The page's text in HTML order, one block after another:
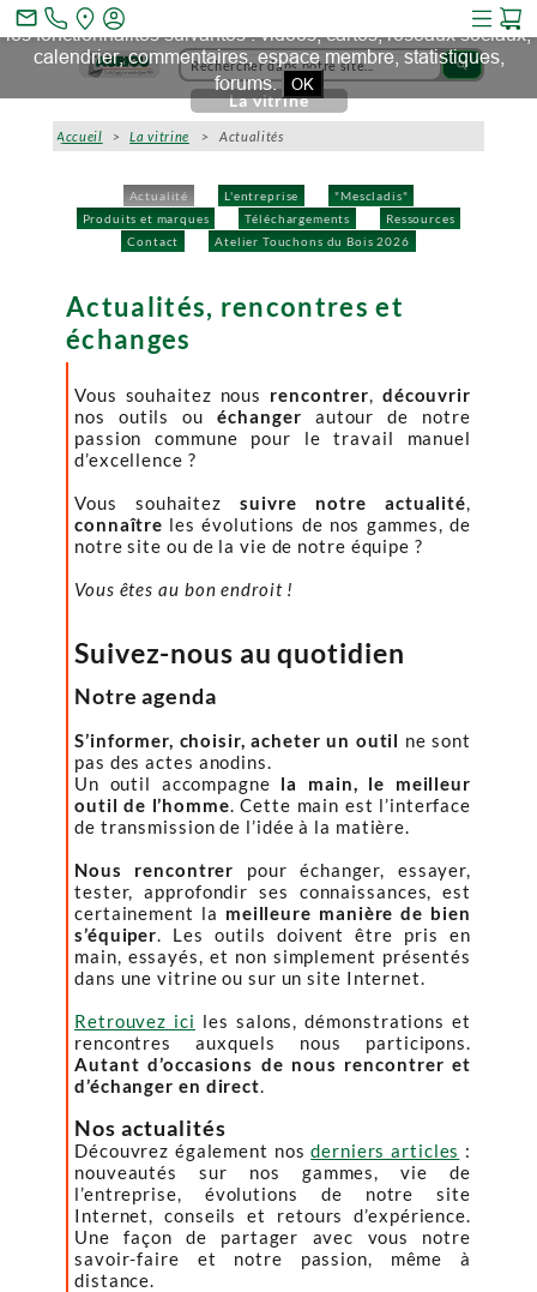
search
Actualité L'entreprise
"Mescladis"
Produits et marques
Téléchargements
Ressources
Contact
Atelier Touchons du Bois 2026
La vitrine
Accueil >La vitrine > Actualités
Actualités, rencontres et
échanges
Vous souhaitez nous rencontrer, découvrir
nos outils ouéchanger autour de notre
passion commune pour le travail manuel
d’excellence ?
Vous souhaitezsuivre notre actualité,
connaître les évolutions de nos gammes, de
notre site ou de la vie de notre équipe ?
Vous êtes au bon endroit !
Suivez-nous au quotidien
Notre agenda
S’informer, choisir, acheter un outil ne sont
pas des actes anodins.
Un outil accompagne la main, le meilleur
outil de l’homme. Cette main est l’interface
de transmission de l’idée à la matière.
Nous rencontrer pour échanger, essayer,
tester, approfondir ses connaissances, est
certainement la meilleure manière de bien
s’équiper. Les outils doivent être pris en
main, essayés, et non simplement présentés
dans une vitrine ou sur un site Internet.
Retrouvez ici les salons, démonstrations et
rencontres auxquels nous participons.
Autant d’occasions de nous rencontrer et
d’échanger en direct.
Nos actualités
Découvrez également nosderniers articles :
nouveautés sur nos gammes, vie de
l’entreprise, évolutions de notre site
Internet, conseils et retours d’expérience.
Une façon de partager avec vous notre
savoir-faire et notre passion, même à
distance.
mail_outline
Ce site et des sites tiers qu'il utilise collectent des cookies pour
les fonctionnalités suivantes : vidéos, cartes, réseaux sociaux,
calendrier, commentaires, espace membre, statistiques,
forums. OK